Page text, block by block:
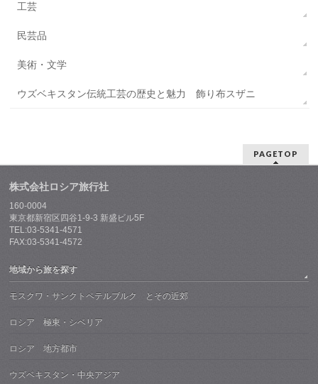
工芸
民芸品
美術・文学
ウズベキスタン伝統工芸の歴史と魅力 飾り布スザニ
PAGETOP
株式会社ロシア旅行社
160-0004
東京都新宿区四谷1-9-3 新盛ビル5F
TEL:03-5341-4571
FAX:03-5341-4572
地域から旅を探す
モスクワ・サンクトペテルブルク とその近郊
ロシア 極東・シベリア
ロシア 地方都市
ウズベキスタン・中央アジア